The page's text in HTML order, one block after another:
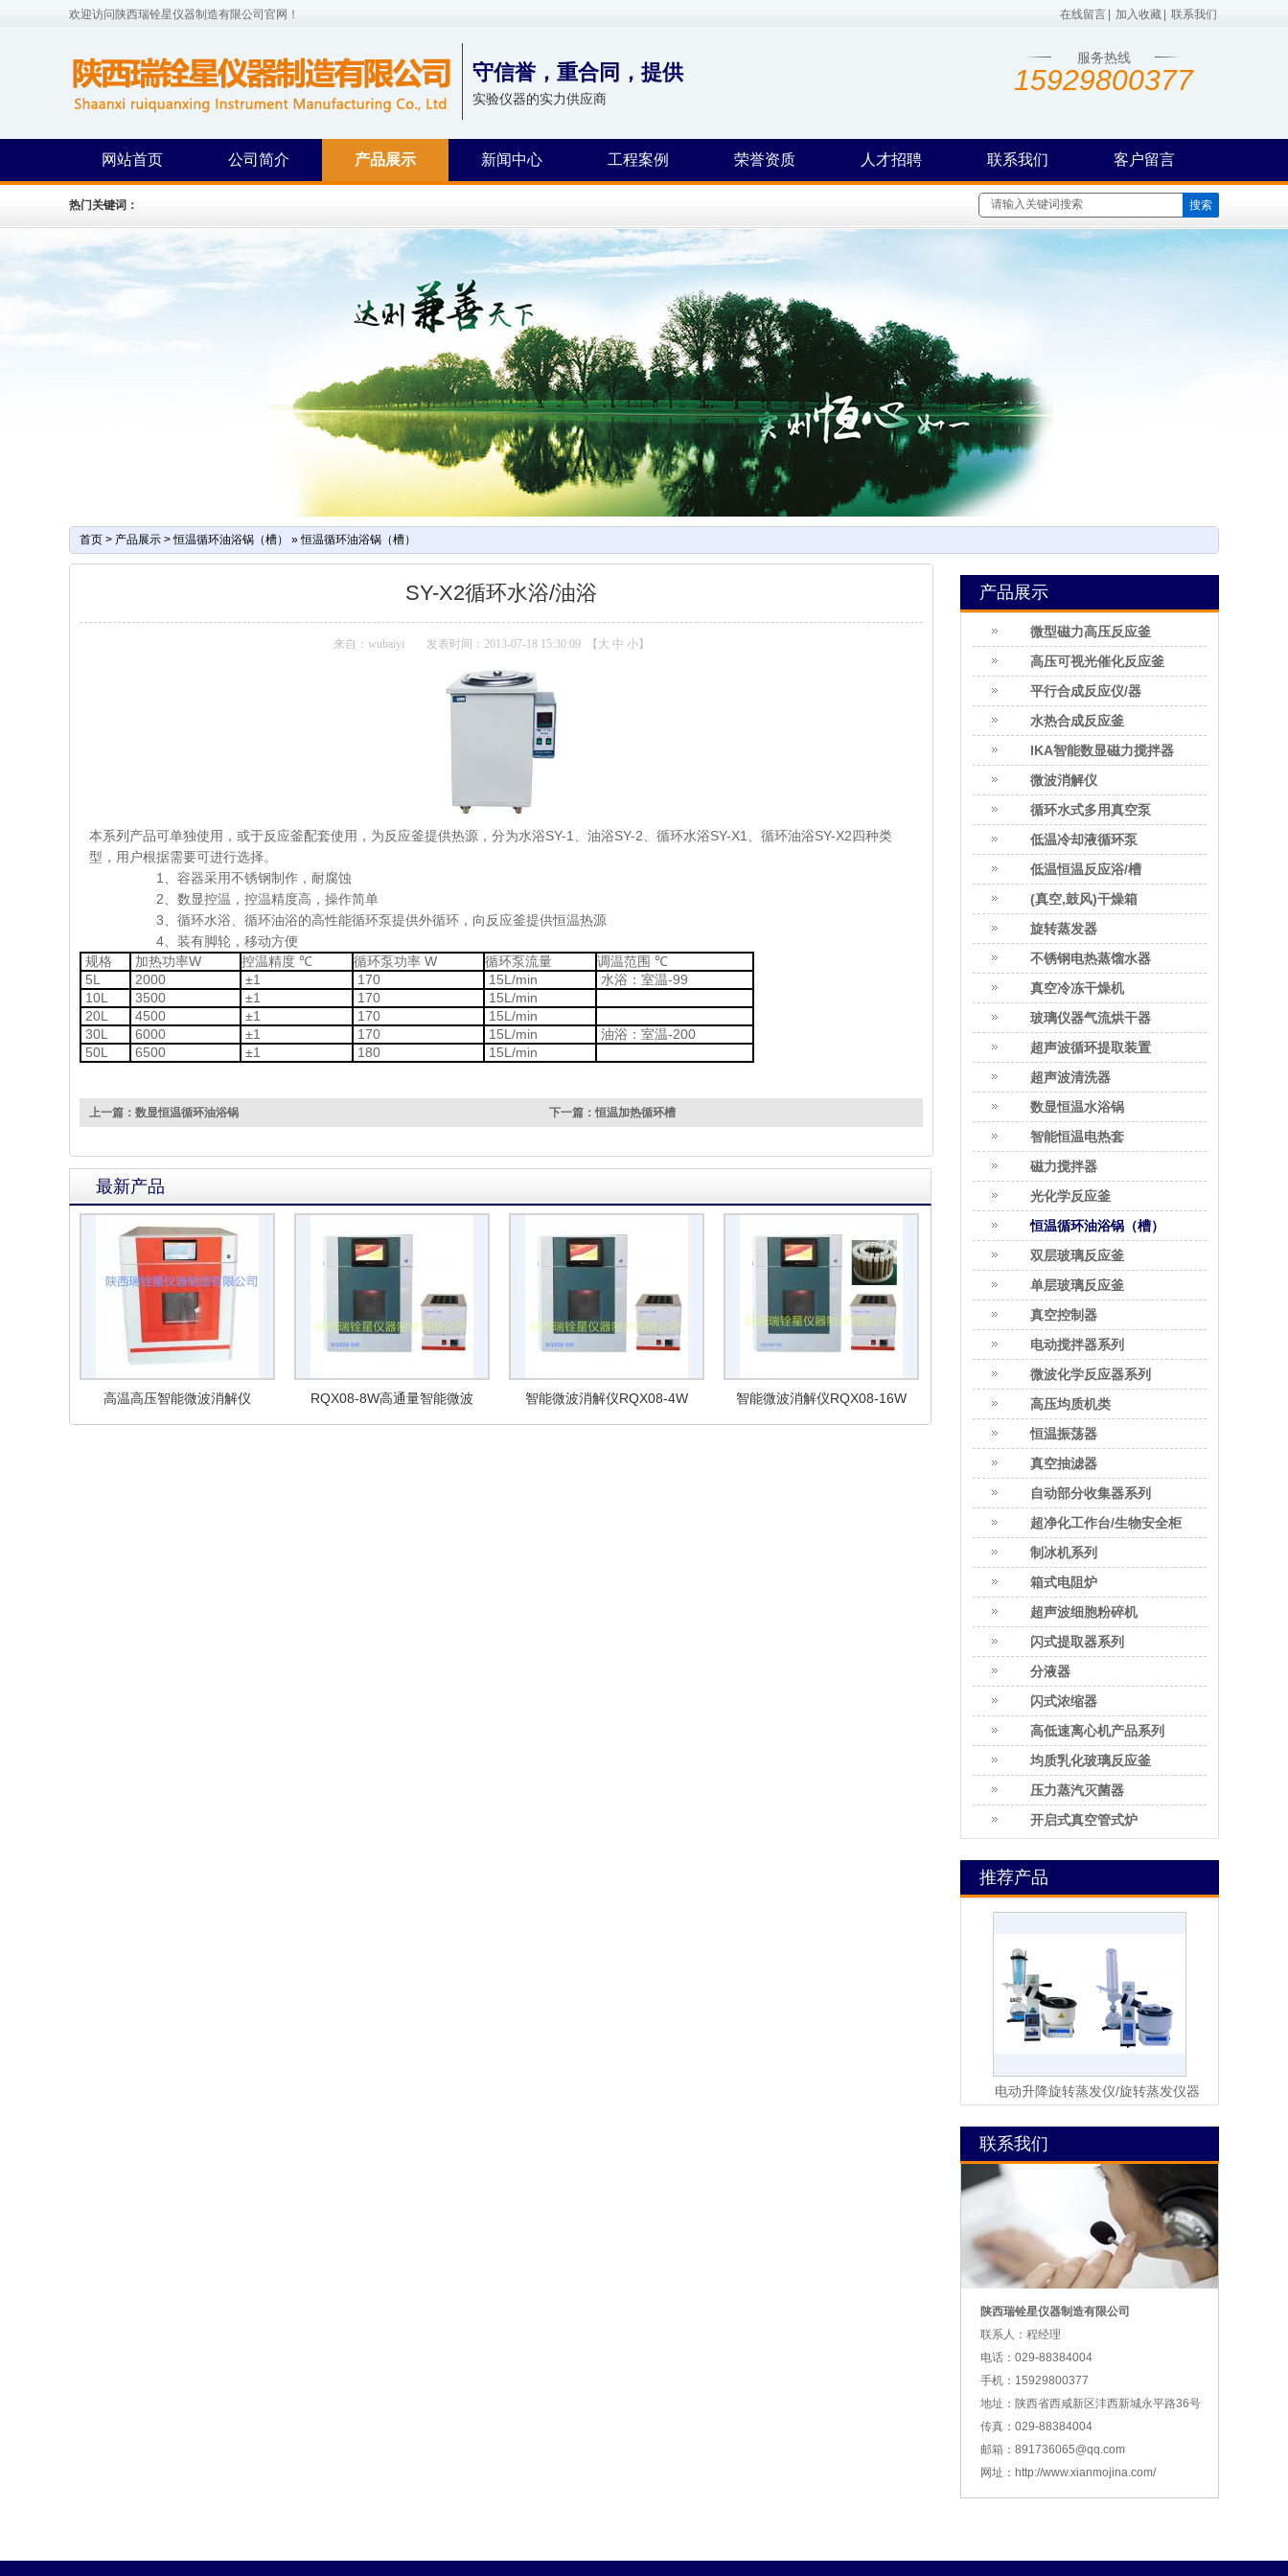
欢迎访问陕西瑞铨星仪器制造有限公司官网！ 在线留言 加入收藏 联系我们
守信誉，重合同，提供
实验仪器的实力供应商
服务热线
15929800377
网站首页 公司简介 产品展示 新闻中心 工程案例 荣誉资质 人才招聘 联系我们 客户留言
热门关键词：
首页 > 产品展示 >恒温循环油浴锅（槽） »恒温循环油浴锅（槽）
产品展示
微型磁力高压反应釜
高压可视光催化反应釜
平行合成反应仪/器
水热合成反应釜
lKA智能数显磁力搅拌器
微波消解仪
循环水式多用真空泵
低温冷却液循环泵
低温恒温反应浴/槽
(真空,鼓风)干燥箱
旋转蒸发器
不锈钢电热蒸馏水器
真空冷冻干燥机
玻璃仪器气流烘干器
超声波循环提取装置
超声波清洗器
数显恒温水浴锅
智能恒温电热套
磁力搅拌器
光化学反应釜
恒温循环油浴锅（槽）
双层玻璃反应釜
单层玻璃反应釜
真空控制器
电动搅拌器系列
微波化学反应器系列
高压均质机类
恒温振荡器
真空抽滤器
自动部分收集器系列
超净化工作台/生物安全柜
制冰机系列
箱式电阻炉
超声波细胞粉碎机
闪式提取器系列
分液器
闪式浓缩器
高低速离心机产品系列
均质乳化玻璃反应釜
压力蒸汽灭菌器
开启式真空管式炉
推荐产品
电动升降旋转蒸发仪/旋转蒸发仪器
联系我们
陕西瑞铨星仪器制造有限公司
联系人：程经理
电话：029-88384004
手机：15929800377
地址：陕西省西咸新区沣西新城永平路36号
传真：029-88384004
邮箱：891736065@qq.com
网址：http://www.xianmojina.com/
SY-X2循环水浴/油浴
来自：wubaiyi 发表时间：2013-07-18 15:30:09 【 大 中 小】
本系列产品可单独使用，或于反应釜配套使用，为反应釜提供热源，分为水浴SY-1、油浴SY-2、循环水浴SY-X1、循环油浴SY-X2四种类
型，用户根据需要可进行选择。
1、容器采用不锈钢制作，耐腐蚀
2、数显控温，控温精度高，操作简单
3、循环水浴、循环油浴的高性能循环泵提供外循环，向反应釜提供恒温热源
4、装有脚轮，移动方便
规格
加热功率W 控温精度 ℃ 循环泵功率 W 循环泵流量 调温范围 ℃
5L
2000 ±1 170 15L/min
水浴：室温-99
10L
3500 ±1 170
15L/min
20L
4500 ±1 170
15L/min
30L
6000 ±1 170 15L/min
油浴：室温-200
50L
6500 ±1 180 15L/min
下一篇：恒温加热循环槽
上一篇：数显恒温循环油浴锅
最新产品
高温高压智能微波消解仪
RQX08-8W高通量智能微波
消解仪
智能微波消解仪RQX08-4W 智能微波消解仪RQX08-16W